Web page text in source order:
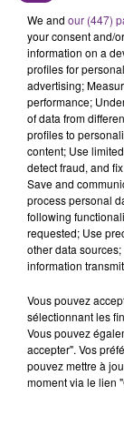
LE
SES PORTES
C'était l'une
rémois. Le
fermer ses
TITRES
12h33
12h33
We and our (447)
your consent and/
information on a
profiles for
advertising;
performance;
of data from
profiles to
content; Use
detect fraud, and
Save and
process personal
following
requested; Use
other data
information
Vous pouvez
sélectionnant les
Vous pouvez
accepter". Vos
pouvez mettre à
moment via le lien